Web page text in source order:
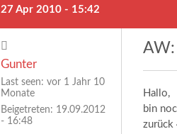
27 Apr 2010 - 15:42
Gunter
Last seen: vor 1 Jahr 10
Monate
Beigetreten: 19.09.2012
- 16:48
AW:
Hallo,
bin
zurück